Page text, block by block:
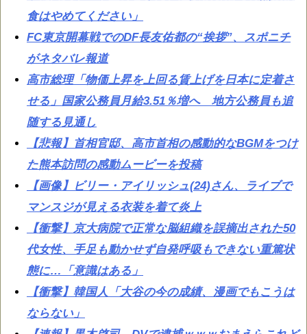
食はやめてください」
FC東京開幕戦でのDF長友佑都の“挨拶”、スポニチ
がネタバレ報道
高市総理「物価上昇を上回る賃上げを日本に定着さ
せる」国家公務員月給3.51％増へ 地方公務員も追
随する見通し
【悲報】首相官邸、高市首相の感動的なBGMをつけ
た熊本訪問の感動ムービーを投稿
【画像】ビリー・アイリッシュ(24)さん、ライブで
マンスジが見える衣装を着て炎上
【衝撃】京大病院で正常な脳組織を誤摘出された50
代女性、手足も動かせず自発呼吸もできない重篤状
態に…「意識はある」
【衝撃】韓国人「大谷の今の成績、漫画でもこうは
ならない」